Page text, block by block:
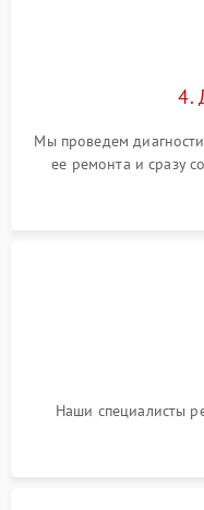
4.
Мы проведем
ее ремонта и сразу
Наши специалисты